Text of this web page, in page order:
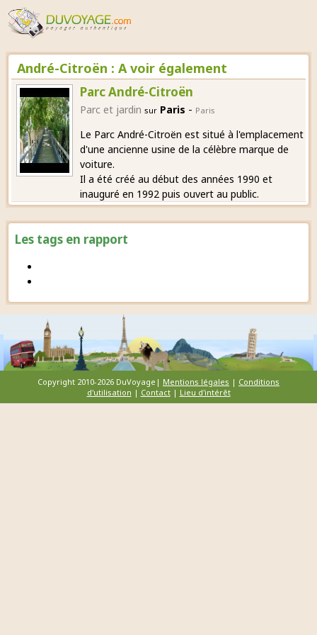
Les tags en rapport
André-Citroën : A voir également
Parc André-Citroën
Parc et jardin sur Paris - Paris
Le Parc André-Citroën est situé à l'emplacement
d'une ancienne usine de la célèbre marque de
voiture.
Il a été créé au début des années 1990 et
inauguré en 1992 puis ouvert au public.
Copyright 2010-2026 DuVoyage| Mentions légales | Conditions
d'utilisation | Contact| Lieu d'intérêt